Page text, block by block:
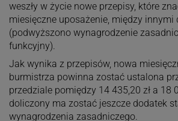
weszły w życie nowe przepisy, które
miesięczne uposażenie, między innymi
(podwyższono wynagrodzenie
funkcyjny).
Jak wynika z przepisów, nowa
burmistrza powinna zostać ustalona
przedziale pomiędzy 14 435,20 zł a 18
doliczony ma zostać jeszcze dodatek
wynagrodzenia zasadniczego.